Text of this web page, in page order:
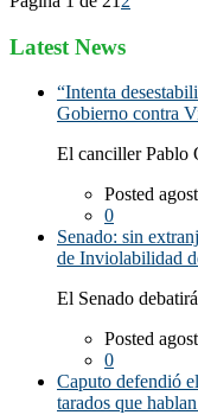
Latest News
“Intenta
Gobierno contra
El canciller Pablo
Posted
0
Senado: sin
de Inviolabilidad
El Senado
Posted
0
Caputo defendió
tarados que